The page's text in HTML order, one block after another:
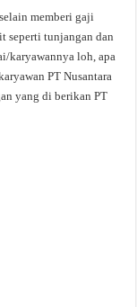
memberi gaji
seperti tunjangan dan
karyawannya loh, apa
PT Nusantara
yang di berikan PT